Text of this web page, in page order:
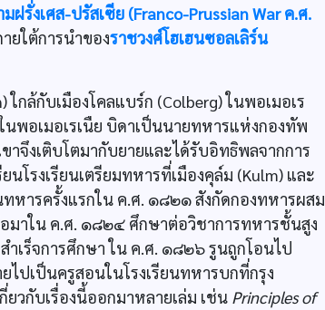
มฝรั่งเศส-ปรัสเซีย (Franco-Prussian War ค.ศ.
ยใต้การนำของราชวงศ์โฮเฮนซอลเลิร์น
กล้กับเมืองโคลแบร์ก (Colberg) ในพอเมอเร
นพอเมอเรเนืย บิดาเป็นนายทหารแห่งกองทัพ
าจึงเติบโตมากับยายและได้รับอิทธิพลจากการ
โรงเรียนเตรียมทหารที่เมืองคุล์ม (Kulm) และ
หารครั้งแรกใน ค.ศ. ๑๘๒๑ สังกัดกองทหารผสม
มาใน ค.ศ. ๑๘๒๔ ศึกษาต่อวิชาการทหารชั้นสูง
เร็จการศึกษา ใน ค.ศ. ๑๘๒๖ รูนถูกโอนไป
ปเป็นครูสอนในโรงเรียนทหารบกที่กรุง
วกับเรื่องนี้ออกมาหลายเล่ม เช่น Principles of